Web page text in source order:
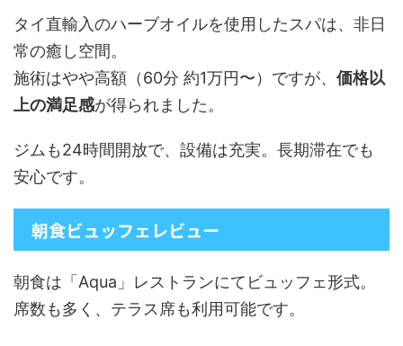
タイ直輸入のハーブオイルを使用したスパは、非日
常の癒し空間。
施術はやや高額（60分 約1万円〜）ですが、 価格以
上の満足感が得られました。
ジムも24時間開放で、設備は充実。長期滞在でも
安心です。
朝食ビュッフェレビュー
朝食は「Aqua」レストランにてビュッフェ形式。
席数も多く、テラス席も利用可能です。